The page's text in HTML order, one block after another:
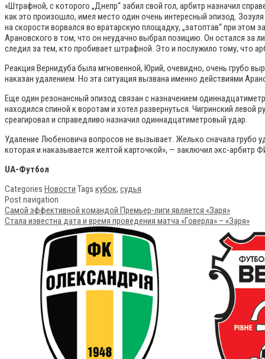
«Штрафной, с которого „Днепр“ забил свой гол, арбитр назначил
как это произошло, имел место один очень интересный эпизод.
на скорости ворвался во вратарскую площадку, „затоптав“ при этом
Арановского в том, что он неудачно выбрал позицию. Он остался за
следил за тем, кто пробивает штрафной. Это и послужило тому, что
Реакция Вернидуба была мгновенной, Юрий, очевидно, очень грубо
наказан удалением. Но эта ситуация вызвана именно действиями
Еще один резонансный эпизод связан с назначением
находился спиной к воротам и хотел развернуться. Чигринский
среагировал и справедливо назначил одиннадцатиметровый удар.
Удаление Любеновича вопросов не вызывает. Желько сначала грубо
которая и наказывается желтой карточкой», — заключил экс-арбитр
UA-Футбол
Categories Новости Tags кубок, судья
Post navigation
Самой эффективной командой Премьер-лиги является «Заря»
Стала известна дата и время проведения матча «Говерла» – «Заря»